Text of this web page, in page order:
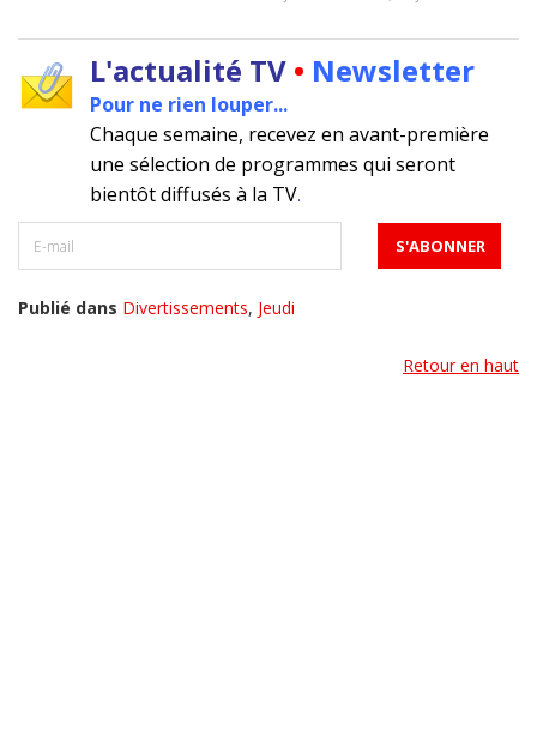
L'actualité TV • Newsletter
Pour ne rien louper...
Chaque semaine, recevez en avant-première
une sélection de programmes qui seront
bientôt diffusés à la TV.
Publié dans Divertissements, Jeudi
Retour en haut